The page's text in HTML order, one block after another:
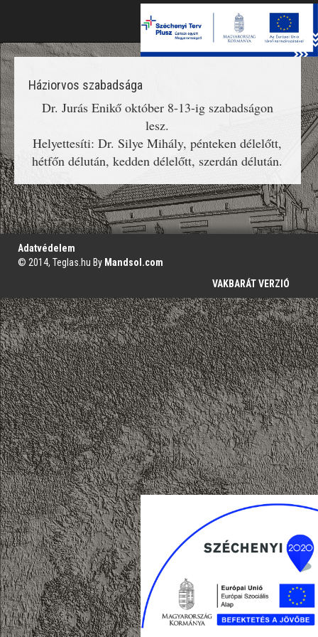
Háziorvos szabadsága
Dr. Jurás Enikő október 8-13-ig szabadságon
lesz.
Helyettesíti: Dr. Silye Mihály, pénteken délelőtt,
hétfőn délután, kedden délelőtt, szerdán délután.
';
Adatvédelem
© 2014, Teglas.hu By Mandsol.com
VAKBARÁT VERZIÓ